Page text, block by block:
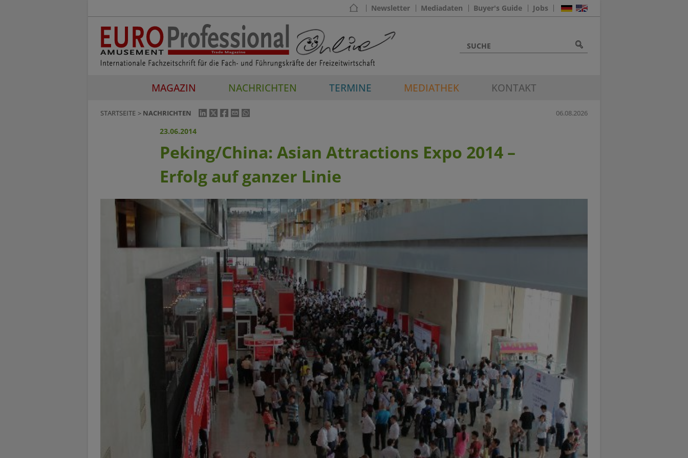
Newsletter Mediadaten Buyer's Guide Jobs
MAGAZIN NACHRICHTEN TERMINE MEDIATHEK KONTAKT
STARTSEITE NACHRICHTEN 06.08.2026
23.06.2014
Peking/China: Asian Attractions Expo 2014 –
Erfolg auf ganzer Linie